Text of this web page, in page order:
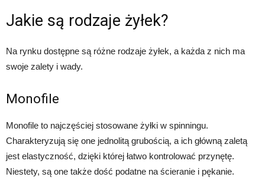
Jakie są rodzaje żyłek?
Na rynku dostępne są różne rodzaje żyłek, a każda z nich ma
swoje zalety i wady.
Monofile
Monofile to najczęściej stosowane żyłki w spinningu.
Charakteryzują się one jednolitą grubością, a ich główną zaletą
jest elastyczność, dzięki której łatwo kontrolować przynętę.
Niestety, są one także dość podatne na ścieranie i pękanie.